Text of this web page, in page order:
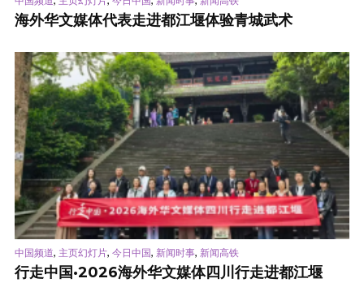
海外华文媒体代表走进都江堰体验青城武术
中国频道, 主页幻灯片, 今日中国, 新闻时事, 新闻高铁
行走中国·2026海外华文媒体四川行走进都江堰